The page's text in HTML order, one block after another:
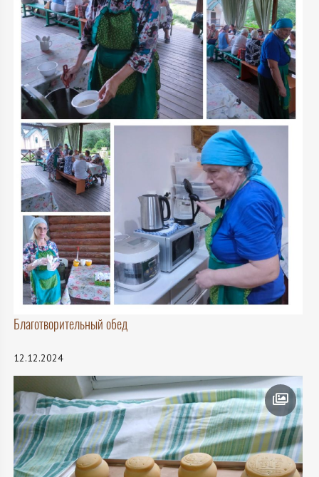
Благотворительный обед
12.12.2024